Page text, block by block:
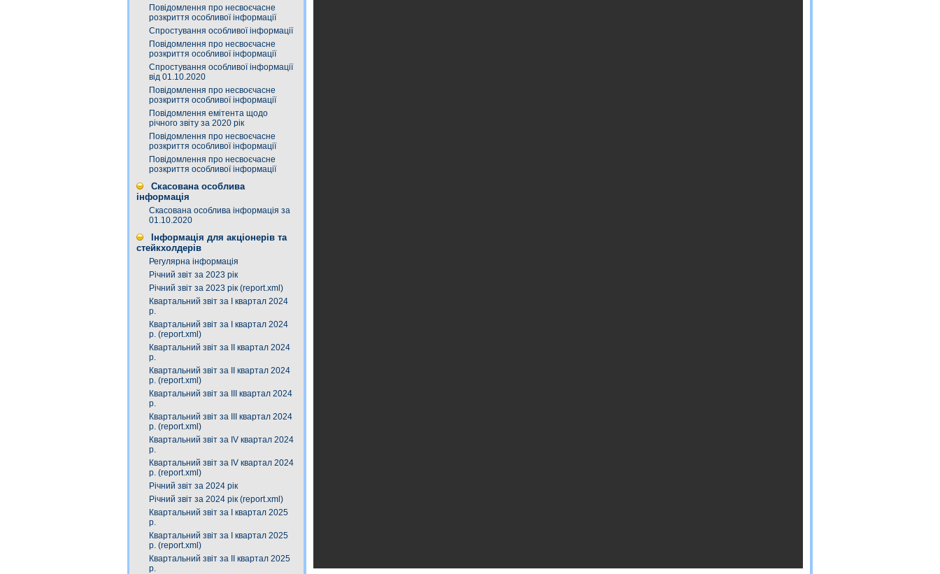
Повідомлення про несвоєчасне
розкриття особливої інформації
Спростування особливої інформації
Повідомлення про несвоєчасне
розкриття особливої інформації
Спростування особливої інформації
від 01.10.2020
Повідомлення про несвоєчасне
розкриття особливої інформації
Повідомлення емітента щодо
річного звіту за 2020 рік
Повідомлення про несвоєчасне
розкриття особливої інформації
Повідомлення про несвоєчасне
розкриття особливої інформації
Скасована особлива
інформація
Скасована особлива інформація за
01.10.2020
Інформація для акціонерів та
стейкхолдерів
Регулярна інформація
Річний звіт за 2023 рік
Річний звіт за 2023 рік (report.xml)
Квартальний звіт за І квартал 2024
р.
Квартальний звіт за І квартал 2024
р. (report.xml)
Квартальний звіт за ІІ квартал 2024
р.
Квартальний звіт за ІІ квартал 2024
р. (report.xml)
Квартальний звіт за IІІ квартал 2024
р.
Квартальний звіт за ІIІ квартал 2024
р. (report.xml)
Квартальний звіт за IV квартал 2024
р.
Квартальний звіт за ІV квартал 2024
р. (report.xml)
Річний звіт за 2024 рік
Річний звіт за 2024 рік (report.xml)
Квартальний звіт за І квартал 2025
р.
Квартальний звіт за І квартал 2025
р. (report.xml)
Квартальний звіт за ІІ квартал 2025
р.